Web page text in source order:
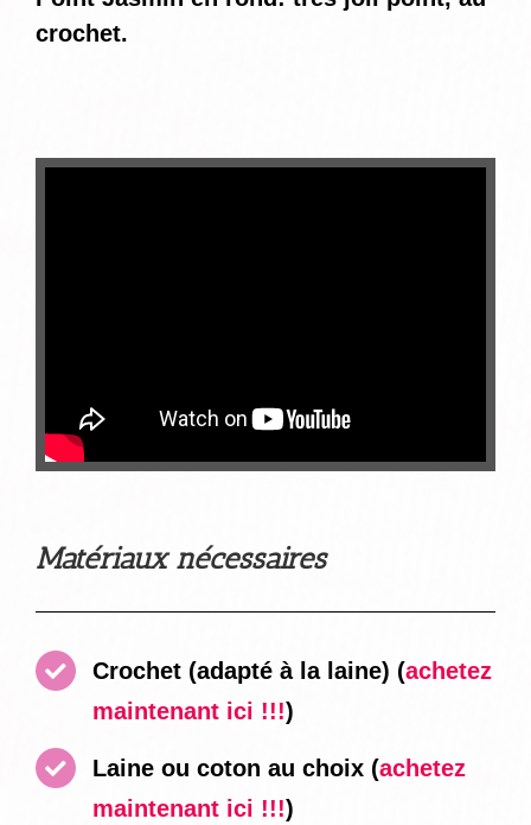
crochet.
Matériaux nécessaires
Crochet (adapté à la laine) (achetez
maintenant ici !!!)
Laine ou coton au choix (achetez
maintenant ici !!!)